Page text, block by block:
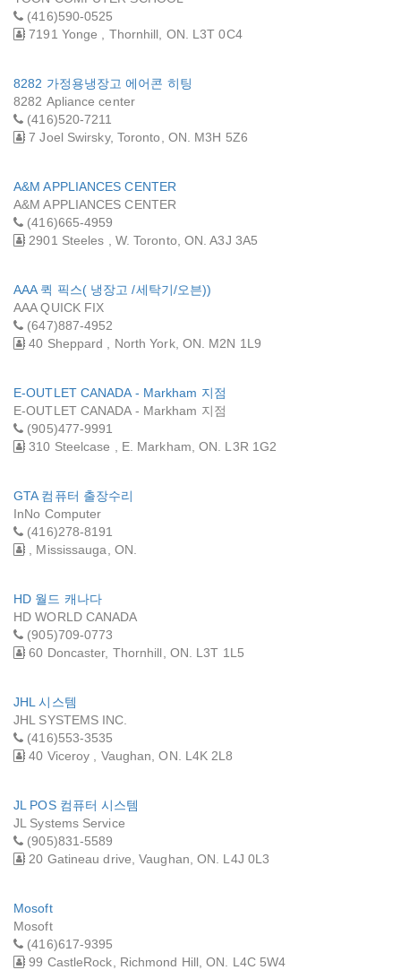
(416)590-0525
7191 Yonge , Thornhill, ON. L3T 0C4
8282 가정용냉장고 에어콘 히팅
8282 Apliance center
(416)520-7211
7 Joel Swirsky, Toronto, ON. M3H 5Z6
A&M APPLIANCES CENTER
A&M APPLIANCES CENTER
(416)665-4959
2901 Steeles , W. Toronto, ON. A3J 3A5
AAA 퀵 픽스( 냉장고 /세탁기/오븐))
AAA QUICK FIX
(647)887-4952
40 Sheppard , North York, ON. M2N 1L9
E-OUTLET CANADA - Markham 지점
E-OUTLET CANADA - Markham 지점
(905)477-9991
310 Steelcase , E. Markham, ON. L3R 1G2
GTA 컴퓨터 출장수리
InNo Computer
(416)278-8191
, Mississauga, ON.
HD 월드 캐나다
HD WORLD CANADA
(905)709-0773
60 Doncaster, Thornhill, ON. L3T 1L5
JHL 시스템
JHL SYSTEMS INC.
(416)553-3535
40 Viceroy , Vaughan, ON. L4K 2L8
JL POS 컴퓨터 시스템
JL Systems Service
(905)831-5589
20 Gatineau drive, Vaughan, ON. L4J 0L3
Mosoft
Mosoft
(416)617-9395
99 CastleRock, Richmond Hill, ON. L4C 5W4